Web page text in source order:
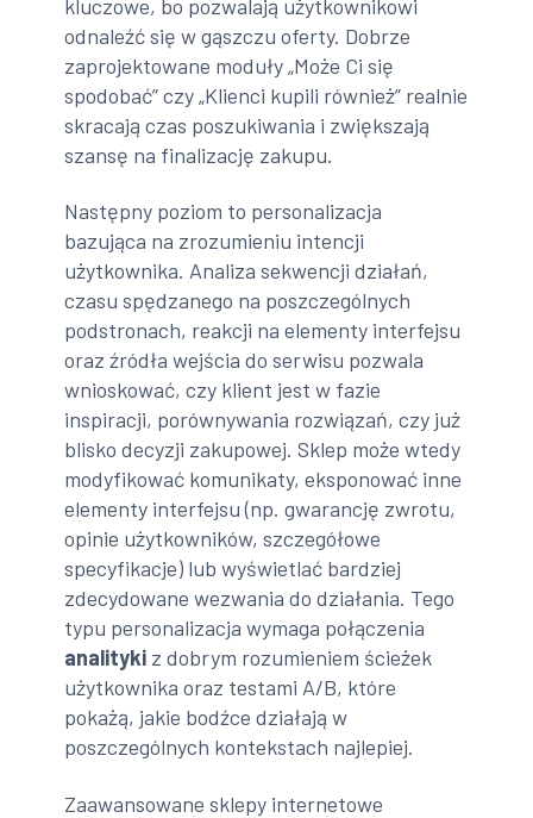
kluczowe, bo pozwalają użytkownikowi
odnaleźć się w gąszczu oferty. Dobrze
zaprojektowane moduły „Może Ci się
spodobać” czy „Klienci kupili również” realnie
skracają czas poszukiwania i zwiększają
szansę na finalizację zakupu.
Następny poziom to personalizacja
bazująca na zrozumieniu intencji
użytkownika. Analiza sekwencji działań,
czasu spędzanego na poszczególnych
podstronach, reakcji na elementy interfejsu
oraz źródła wejścia do serwisu pozwala
wnioskować, czy klient jest w fazie
inspiracji, porównywania rozwiązań, czy już
blisko decyzji zakupowej. Sklep może wtedy
modyfikować komunikaty, eksponować inne
elementy interfejsu (np. gwarancję zwrotu,
opinie użytkowników, szczegółowe
specyfikacje) lub wyświetlać bardziej
zdecydowane wezwania do działania. Tego
typu personalizacja wymaga połączenia
analityki z dobrym rozumieniem ścieżek
użytkownika oraz testami A/B, które
pokażą, jakie bodźce działają w
poszczególnych kontekstach najlepiej.
Zaawansowane sklepy internetowe